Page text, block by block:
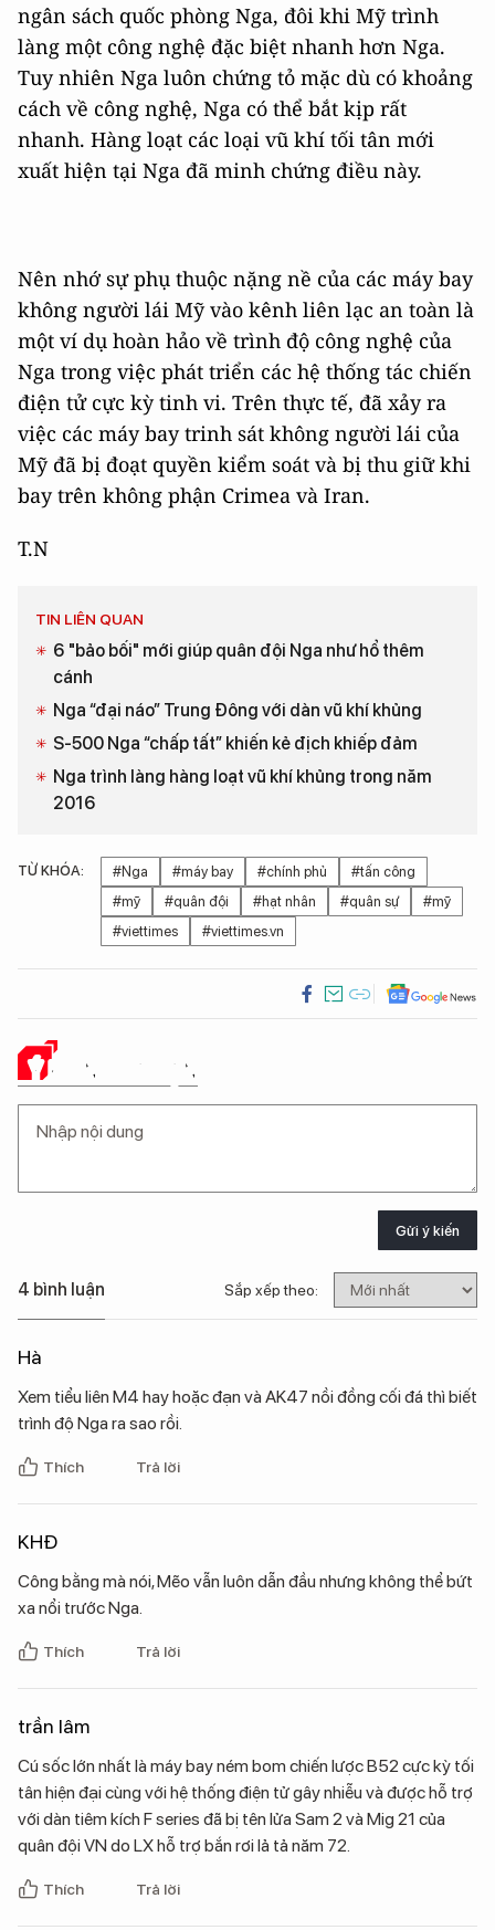
ngân sách quốc phòng Nga, đôi khi Mỹ trình
làng một công nghệ đặc biệt nhanh hơn Nga.
Tuy nhiên Nga luôn chứng tỏ mặc dù có khoảng
cách về công nghệ, Nga có thể bắt kịp rất
nhanh. Hàng loạt các loại vũ khí tối tân mới
xuất hiện tại Nga đã minh chứng điều này.
Nên nhớ sự phụ thuộc nặng nề của các máy bay
không người lái Mỹ vào kênh liên lạc an toàn là
một ví dụ hoàn hảo về trình độ công nghệ của
Nga trong việc phát triển các hệ thống tác chiến
điện tử cực kỳ tinh vi. Trên thực tế, đã xảy ra
việc các máy bay trinh sát không người lái của
Mỹ đã bị đoạt quyền kiểm soát và bị thu giữ khi
bay trên không phận Crimea và Iran.
T.N
TIN LIÊN QUAN
6 "bảo bối" mới giúp quân đội Nga như hổ thêm
cánh
Nga “đại náo” Trung Đông với dàn vũ khí khủng
S-500 Nga “chấp tất” khiến kẻ địch khiếp đảm
Nga trình làng hàng loạt vũ khí khủng trong năm
2016
TỪ KHÓA: #Nga #máy bay #chính phủ
#tấn công
#mỹ
#quân đội #hạt nhân #quân sự
#mỹ
#viettimes
#viettimes.vn
Ý KIẾN CỦA BẠN
Gửi ý kiến
4 bình luận Sắp xếp theo:
Hà
Xem tiểu liên M4 hay hoặc đạn và AK47 nồi đồng cối đá thì biết
trình độ Nga ra sao rồi.
Thích Trả lời
KHĐ
Công bằng mà nói, Mẽo vẫn luôn dẫn đầu nhưng không thể bứt
xa nổi trước Nga.
Thích Trả lời
trần lâm
Cú sốc lớn nhất là máy bay ném bom chiến lược B52 cực kỳ tối
tân hiện đại cùng với hệ thống điện tử gây nhiễu và được hỗ trợ
với dàn tiêm kích F series đã bị tên lửa Sam 2 và Mig 21 của
quân đội VN do LX hỗ trợ bắn rơi lả tả năm 72.
Thích Trả lời